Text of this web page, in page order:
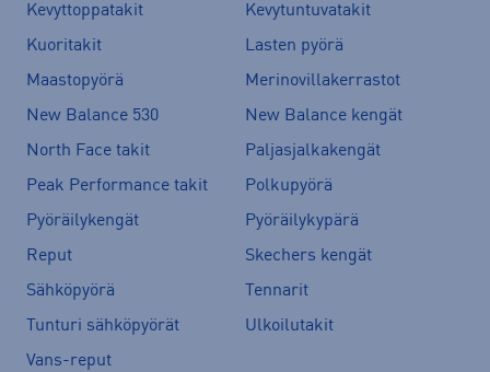
Kevyttoppatakit
Kevytuntuvatakit
Kuoritakit
Lasten pyörä
Maastopyörä
Merinovillakerrastot
New Balance 530
New Balance kengät
North Face takit
Paljasjalkakengät
Peak Performance takit
Polkupyörä
Pyöräilykengät
Pyöräilykypärä
Reput
Skechers kengät
Sähköpyörä
Tennarit
Tunturi sähköpyörät
Ulkoilutakit
Vans-reput